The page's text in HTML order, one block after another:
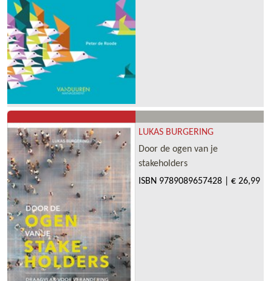
LUKAS BURGERING
Door de ogen van je
stakeholders
ISBN 9789089657428 € 26,99